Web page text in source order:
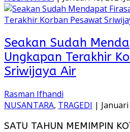
Seakan Sudah
Ungkapan Terakhir
Sriwijaya Air
Rasman Ifhandi
NUSANTARA, TRAGEDI | Januari
SATU TAHUN MEMIMPIN